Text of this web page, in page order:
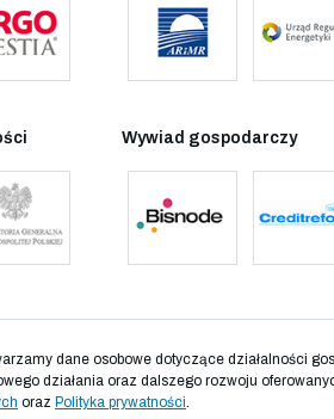
Wywiad gospodarczy
dane osobowe dotyczące działalności
działania oraz dalszego rozwoju
oraz Polityka prywatności.